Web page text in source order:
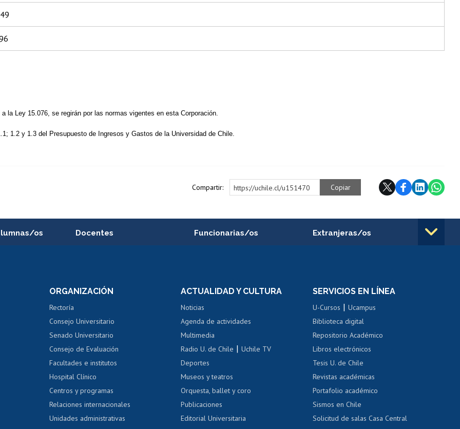
la Ley 15.076, se regirán por las normas vigentes en esta Corporación.
1.2 y 1.3 del Presupuesto de Ingresos y Gastos de la Universidad de Chile.
Compartir: https://uchile.cl/u151470 Copiar
os Docentes
Perfeccionamiento
Evaluación docente
Calificación académica
Postulación al AUCAI
Funcionarias/os
Portal de movilidad interna
Certificado de renta
Certificado de renta
Gestión de correo uchile
Extranjeras/os
Movilidad Estudiantil
Cursos de español
Acoso laboral, sexual y violencia
ORGANIZACIÓN
Rectoría
Consejo Universitario
Senado Universitario
Consejo de Evaluación
Facultades e institutos
Hospital Clínico
Centros y programas
Relaciones internacionales
Unidades administrativas
ACTUALIDAD Y CULTURA
Noticias
Agenda de actividades
Multimedia
Radio U. de Chile |Uchile TV
Deportes
Museos y teatros
Orquesta, ballet y coro
Publicaciones
Editorial Universitaria
SERVICIOS EN LÍNEA
U-Cursos |Ucampus
Biblioteca digital
Repositorio Académico
Libros electrónicos
Tesis U. de Chile
Revistas académicas
Portafolio académico
Sismos en Chile
Solicitud de salas Casa Central